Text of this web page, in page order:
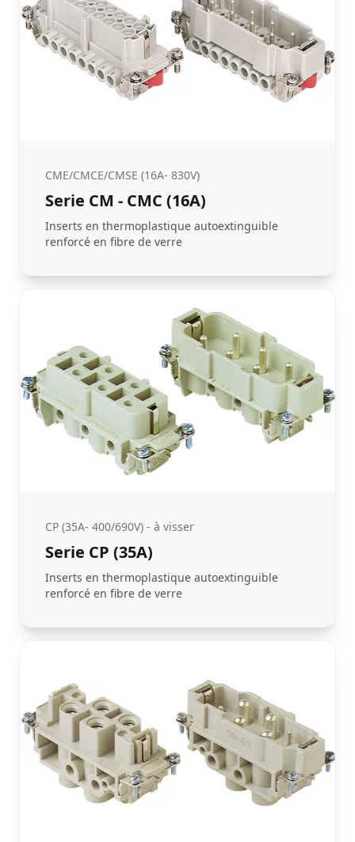
CME/CMCE/CMSE (16A- 830V)
Serie CM - CMC (16A)
Inserts en thermoplastique autoextinguible
renforcé en fibre de verre
CP (35A- 400/690V) - à visser
Serie CP (35A)
Inserts en thermoplastique autoextinguible
renforcé en fibre de verre